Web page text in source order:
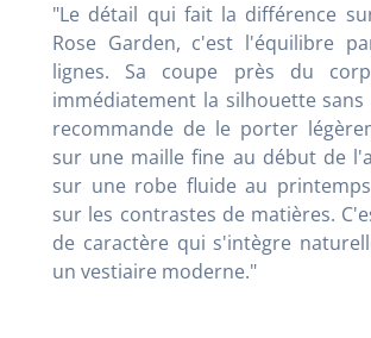
"Le détail qui fait la différence
Rose Garden, c'est l'équilibre
lignes. Sa coupe près du
immédiatement la silhouette sans
recommande de le porter
sur une maille fine au début de
sur une robe fluide au
sur les contrastes de matières.
de caractère qui s'intègre
un vestiaire moderne."